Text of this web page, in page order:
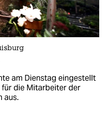
am Dienstag eingestellt
für die Mitarbeiter der
aus.